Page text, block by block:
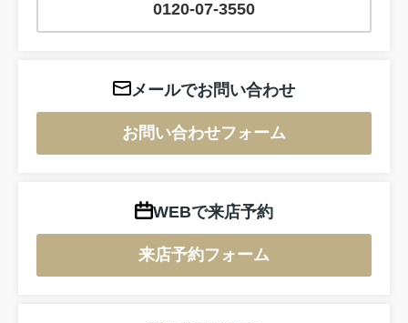
0120-07-3550
メールでお問い合わせ
お問い合わせフォーム
WEBで来店予約
来店予約フォーム